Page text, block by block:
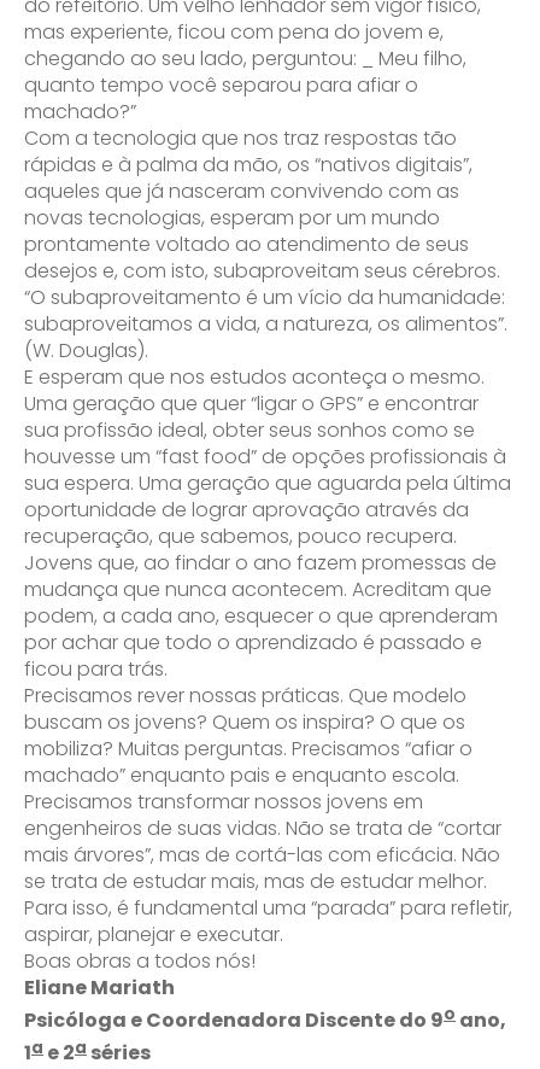
mas experiente, ficou com pena do jovem e,
chegando ao seu lado, perguntou: _ Meu filho,
quanto tempo você separou para afiar o
machado?”
Com a tecnologia que nos traz respostas tão
rápidas e à palma da mão, os “nativos digitais”,
aqueles que já nasceram convivendo com as
novas tecnologias, esperam por um mundo
prontamente voltado ao atendimento de seus
desejos e, com isto, subaproveitam seus cérebros.
“O subaproveitamento é um vício da humanidade:
subaproveitamos a vida, a natureza, os alimentos”.
(W. Douglas).
E esperam que nos estudos aconteça o mesmo.
Uma geração que quer “ligar o GPS” e encontrar
sua profissão ideal, obter seus sonhos como se
houvesse um “fast food” de opções profissionais à
sua espera. Uma geração que aguarda pela última
oportunidade de lograr aprovação através da
recuperação, que sabemos, pouco recupera.
Jovens que, ao findar o ano fazem promessas de
mudança que nunca acontecem. Acreditam que
podem, a cada ano, esquecer o que aprenderam
por achar que todo o aprendizado é passado e
ficou para trás.
Precisamos rever nossas práticas. Que modelo
buscam os jovens? Quem os inspira? O que os
mobiliza? Muitas perguntas. Precisamos “afiar o
machado” enquanto pais e enquanto escola.
Precisamos transformar nossos jovens em
engenheiros de suas vidas. Não se trata de “cortar
mais árvores”, mas de cortá-las com eficácia. Não
se trata de estudar mais, mas de estudar melhor.
Para isso, é fundamental uma “parada” para refletir,
aspirar, planejar e executar.
Boas obras a todos nós!
Eliane Mariath
Psicóloga e Coordenadora Discente do 9o ano,
1a e 2a séries
Agende uma visita
Enviei um E-mail